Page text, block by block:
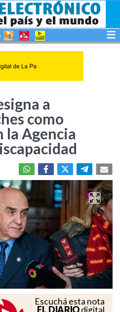
a
como
Agencia
Escuchá esta nota
EL DIARIO